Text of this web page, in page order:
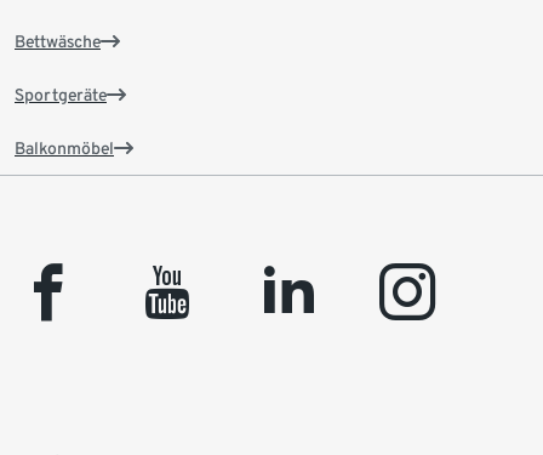
Bettwäsche
Sportgeräte
Balkonmöbel
facebook youtube linkedin instagram